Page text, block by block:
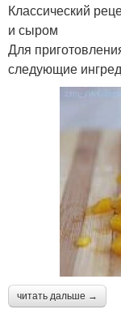
Классический
и сыром
Для
следующие
читать дальше →